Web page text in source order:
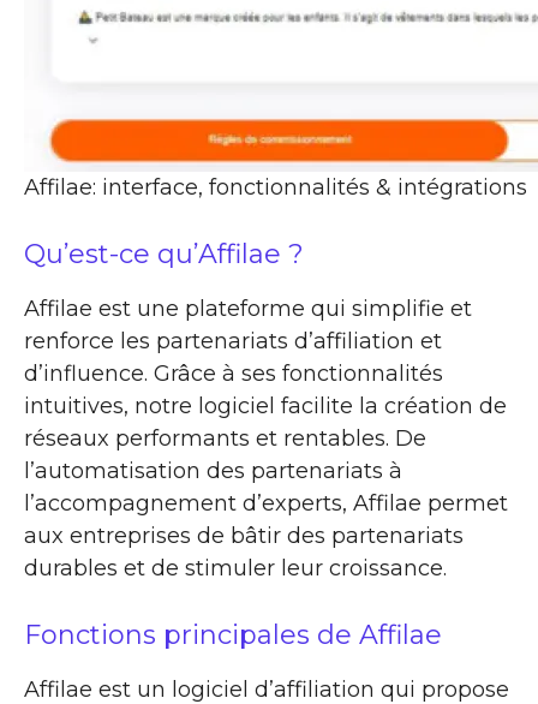
Affilae: interface, fonctionnalités & intégrations
Qu’est-ce qu’Affilae ?
Affilae est une plateforme qui simplifie et
renforce les partenariats d’affiliation et
d’influence. Grâce à ses fonctionnalités
intuitives, notre logiciel facilite la création de
réseaux performants et rentables. De
l’automatisation des partenariats à
l’accompagnement d’experts, Affilae permet
aux entreprises de bâtir des partenariats
durables et de stimuler leur croissance.
Fonctions principales de Affilae
Affilae est un logiciel d’affiliation qui propose